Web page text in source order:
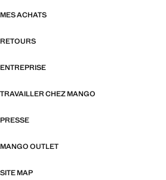
MES ACHATS
RETOURS
ENTREPRISE
TRAVAILLER CHEZ MANGO
PRESSE
MANGO OUTLET
SITE MAP